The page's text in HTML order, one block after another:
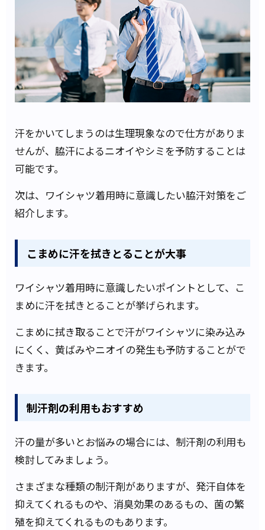
汗をかいてしまうのは生理現象なので仕方がありま
せんが、脇汗によるニオイやシミを予防することは
可能です。
次は、ワイシャツ着用時に意識したい脇汗対策をご
紹介します。
こまめに汗を拭きとることが大事
ワイシャツ着用時に意識したいポイントとして、こ
まめに汗を拭きとることが挙げられます。
こまめに拭き取ることで汗がワイシャツに染み込み
にくく、黄ばみやニオイの発生も予防することがで
きます。
制汗剤の利用もおすすめ
汗の量が多いとお悩みの場合には、制汗剤の利用も
検討してみましょう。
さまざまな種類の制汗剤がありますが、発汗自体を
抑えてくれるものや、消臭効果のあるもの、菌の繁
殖を抑えてくれるものもあります。